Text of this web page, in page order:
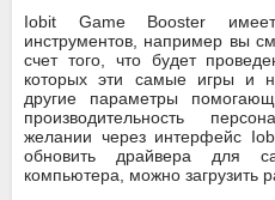
Iobit Game Booster
инструментов, например вы
счет того, что будет
которых эти самые игры и
другие параметры
производительность
желании через интерфейс
обновить драйвера для
компьютера, можно загрузить